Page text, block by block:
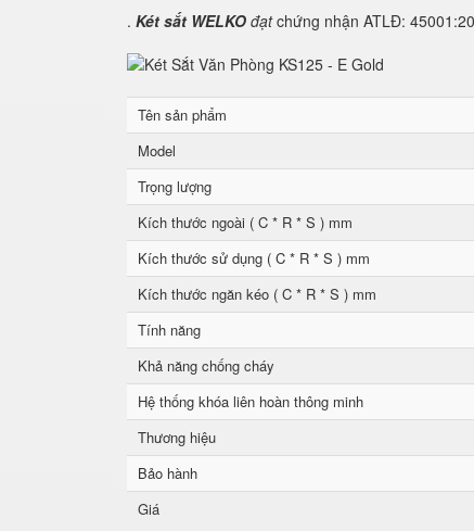
. Két sắt WELKO đạtchứng nhận ATLĐ:
Tên sản phẩm
Model
Trọng lượng
Kích thước ngoài ( C * R * S ) mm
Kích thước sử dụng ( C * R * S ) mm
Kích thước ngăn kéo ( C * R * S ) mm
Tính năng
Khả năng chống cháy
Hệ thống khóa liên hoàn thông minh
Thương hiệu
Bảo hành
Giá